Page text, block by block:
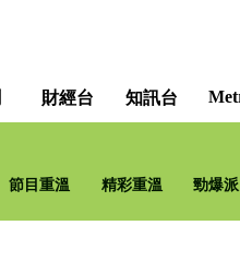
財經台 知訊台
節目重溫 精彩重溫 勁爆